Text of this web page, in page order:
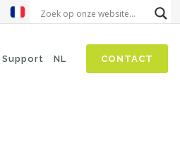
CONTACT
Support NL